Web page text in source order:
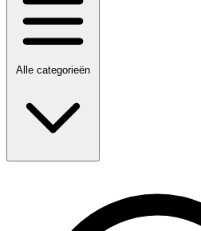
Alle categorieën